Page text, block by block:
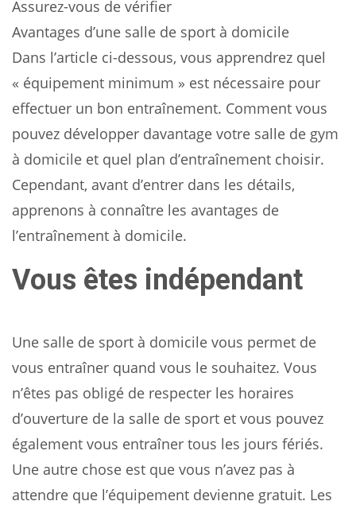
Assurez-vous de vérifier
Avantages d’une salle de sport à domicile
Dans l’article ci-dessous, vous apprendrez quel
« équipement minimum » est nécessaire pour
effectuer un bon entraînement. Comment vous
pouvez développer davantage votre salle de gym
à domicile et quel plan d’entraînement choisir.
Cependant, avant d’entrer dans les détails,
apprenons à connaître les avantages de
l’entraînement à domicile.
Vous êtes indépendant
Une salle de sport à domicile vous permet de
vous entraîner quand vous le souhaitez. Vous
n’êtes pas obligé de respecter les horaires
d’ouverture de la salle de sport et vous pouvez
également vous entraîner tous les jours fériés.
Une autre chose est que vous n’avez pas à
attendre que l’équipement devienne gratuit. Les